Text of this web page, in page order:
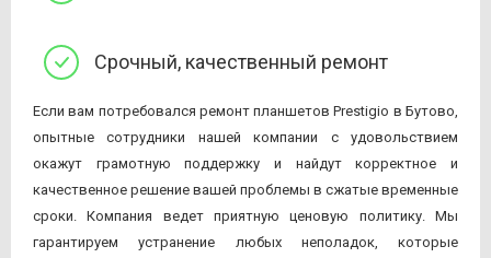
Срочный, качественный ремонт
Если вам потребовался ремонт планшетов Prestigio в Бутово,
опытные сотрудники нашей компании с удовольствием
окажут грамотную поддержку и найдут корректное и
качественное решение вашей проблемы в сжатые временные
сроки. Компания ведет приятную ценовую политику. Мы
гарантируем устранение любых неполадок, которые